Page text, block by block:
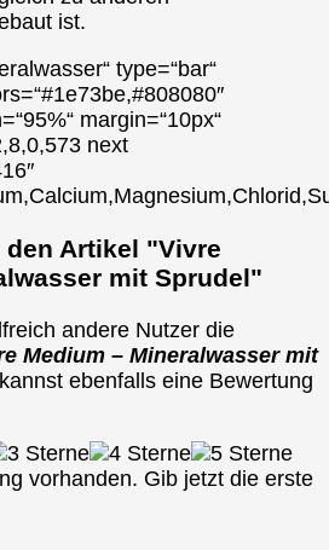
ist.
type=“bar“
margin=“10px“
next
Artikel "Vivre
mit Sprudel"
andere Nutzer die
Medium – Mineralwasser mit
ebenfalls eine Bewertung
vorhanden. Gib jetzt die erste